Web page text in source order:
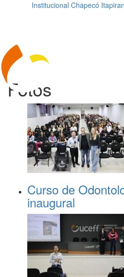
Institucional Chapecó
Fotos
Curso de
inaugural